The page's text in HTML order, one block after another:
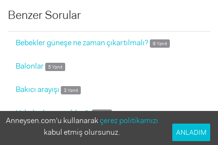
Benzer Sorular
Bebekler güneşe ne zaman çıkartılmalı? 9 Yanıt
Balonlar 5 Yanıt
Bakıcı arayışı 3 Yanıt
Uykular haram oldu ☺️
2.5 yaşındaki oğlum sürekli anneannesiyle kalmak istiyor
Anneysen.com'u kullanarakçerez politikamızı
kabul etmiş olursunuz.
ANLADIM